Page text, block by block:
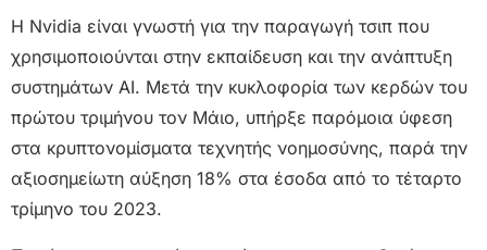
Η Nvidia είναι γνωστή για την παραγωγή τσιπ που
χρησιμοποιούνται στην εκπαίδευση και την ανάπτυξη
συστημάτων AI. Μετά την κυκλοφορία των κερδών του
πρώτου τριμήνου τον Μάιο, υπήρξε παρόμοια ύφεση
στα κρυπτονομίσματα τεχνητής νοημοσύνης, παρά την
αξιοσημείωτη αύξηση 18% στα έσοδα από το τέταρτο
τρίμηνο του 2023.